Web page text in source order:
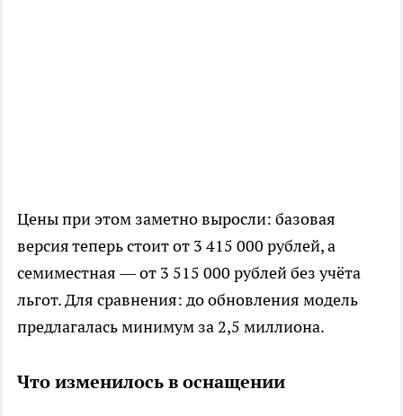
Цены при этом заметно выросли: базовая
версия теперь стоит от 3 415 000 рублей, а
семиместная — от 3 515 000 рублей без учёта
льгот. Для сравнения: до обновления модель
предлагалась минимум за 2,5 миллиона.
Что изменилось в оснащении